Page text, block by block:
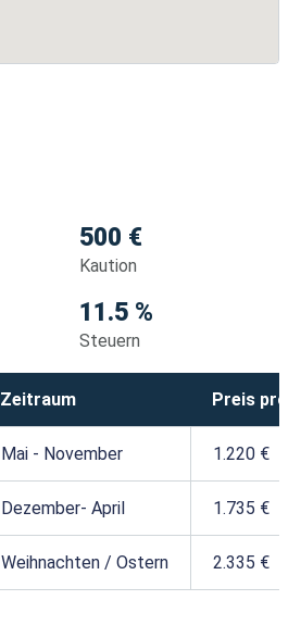
500 €
Kaution
11.5 %
Steuern
Zeitraum Preis pro
Mai - November 1.220 €
Dezember- April 1.735 €
Weihnachten / Ostern 2.335 €